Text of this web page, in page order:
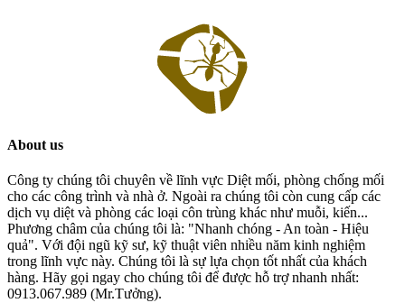
About us
Công ty chúng tôi chuyên về lĩnh vực Diệt mối, phòng chống mối
cho các công trình và nhà ở. Ngoài ra chúng tôi còn cung cấp các
dịch vụ diệt và phòng các loại côn trùng khác như muỗi, kiến...
Phương châm của chúng tôi là: "Nhanh chóng - An toàn - Hiệu
quả". Với đội ngũ kỹ sư, kỹ thuật viên nhiều năm kinh nghiệm
trong lĩnh vực này. Chúng tôi là sự lựa chọn tốt nhất của khách
hàng. Hãy gọi ngay cho chúng tôi để được hỗ trợ nhanh nhất:
0913.067.989 (Mr.Tưởng).